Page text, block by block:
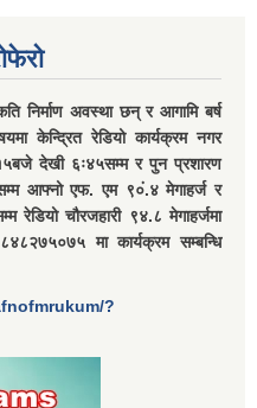
निर्माण अवस्था छन् र आगामि बर्ष
केन्द्रित रेडियो कार्यक्रम नगर
देखी ६ः४५सम्म र पुन प्रशारण
आफ्नो एफ. एम ९०ं.४ मेगाहर्ज र
रेडियो चौरजहारी ९४.८ मेगाहर्जमा
मा कार्यक्रम सम्बन्धि
?